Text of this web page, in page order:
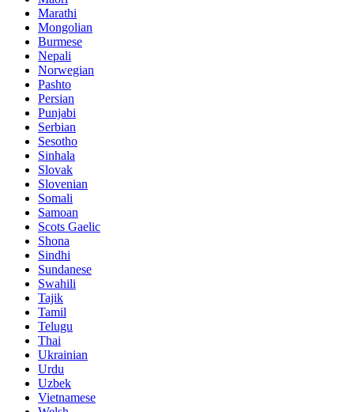
Marathi
Mongolian
Burmese
Nepali
Norwegian
Pashto
Persian
Punjabi
Serbian
Sesotho
Sinhala
Slovak
Slovenian
Somali
Samoan
Scots Gaelic
Shona
Sindhi
Sundanese
Swahili
Tajik
Tamil
Telugu
Thai
Ukrainian
Urdu
Uzbek
Vietnamese